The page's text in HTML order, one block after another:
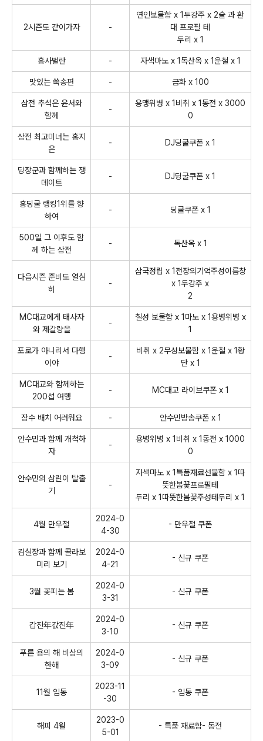
2시즌도 같이가자 -
연인보물함 x 1두강주 x 2술 과 환
대 프로필 테
두리 x 1
흥사벌란 - 자색마노 x 1독산옥 x 1운철 x 1
맛있는 쑥송편 - 금화 x 100
삼전 추석은 윤서와
함께
-
용맹위병 x 1비취 x 1동전 x 3000
0
삼전 최고미녀는 홍지
은
- DJ딩굴쿠폰 x 1
딩장군과 함께하는 쟁
데이트
- DJ딩굴쿠폰 x 1
홍딩굴 랭킹1위를 향
하여
- 딩굴쿠폰 x 1
500일 그 이후도 함
께 하는 삼전
- 독산옥 x 1
다음시즌 준비도 열심
히
-
삼국정립 x 1전장의기억주성이름창
x 1두강주 x
2
MC대교에게 태사자
와 제갈량을
-
칠성 보물함 x 1마노 x 1용병위병 x
1
포로가 아니리서 다행
이야
-
비취 x 2무성보물함 x 1운철 x 1황
단 x 1
MC대교와 함께하는
200섭 여행
- MC대교 라이브쿠폰 x 1
장수 배치 어려워요 - 안수민방송쿠폰 x 1
안수민과 함께 개척하
자
-
용병위병 x 1비취 x 1동전 x 1000
0
안수민의 삼린이 탈출
기
-
자색마노 x 1특품재료선물함 x 1따
뜻한봄꽃프로필테
두리 x 1따뜻한봄꽃주성테두리 x 1
4월 만우절
2024-0
4-30
- 만우절 쿠폰
김실장과 함께 콜라보
미리 보기
2024-0
4-21
- 신규 쿠폰
3월 꽃피는 봄
2024-0
3-31
- 신규 쿠폰
갑진年값진年
2024-0
3-10
- 신규 쿠폰
푸른 용의 해 비상의
한해
2024-0
3-09
- 신규 쿠폰
11월 입동
2023-11
-30
- 입동 쿠폰
해피 4월
2023-0
5-01
- 특품 재료함- 동전